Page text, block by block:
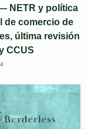
NETR y política
de comercio de
última revisión
CCUS